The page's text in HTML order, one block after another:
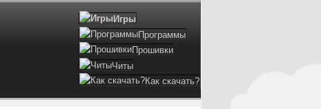
Игры
Программы
Прошивки
Читы
Как скачать?